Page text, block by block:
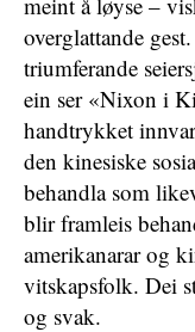
overglattande
triumferande
ein ser «Nixon i
handtrykket
den kinesiske
behandla som
blir framleis
amerikanarar og
vitskapsfolk. Dei
og svak.